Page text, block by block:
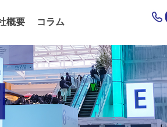
概要 コラム